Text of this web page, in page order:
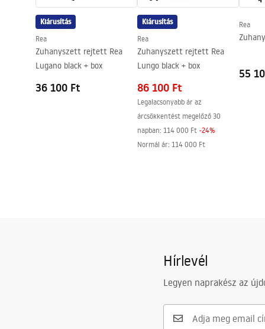
Easy Clean bevonat
igen
Kiárusítás
Rea
Zuhanyszett rejtett Rea
Lugano black + box
36 100 Ft
Kiárusítás
Rea
Zuhanyszett rejtett Rea
Lungo black + box
86 100 Ft
Legalacsonyabb ár az
árcsökkentést megelőző 30
napban: 114 000 Ft -24%
Normál ár: 114 000 Ft
Rea
55
Hírlevél
Legyen naprakész az